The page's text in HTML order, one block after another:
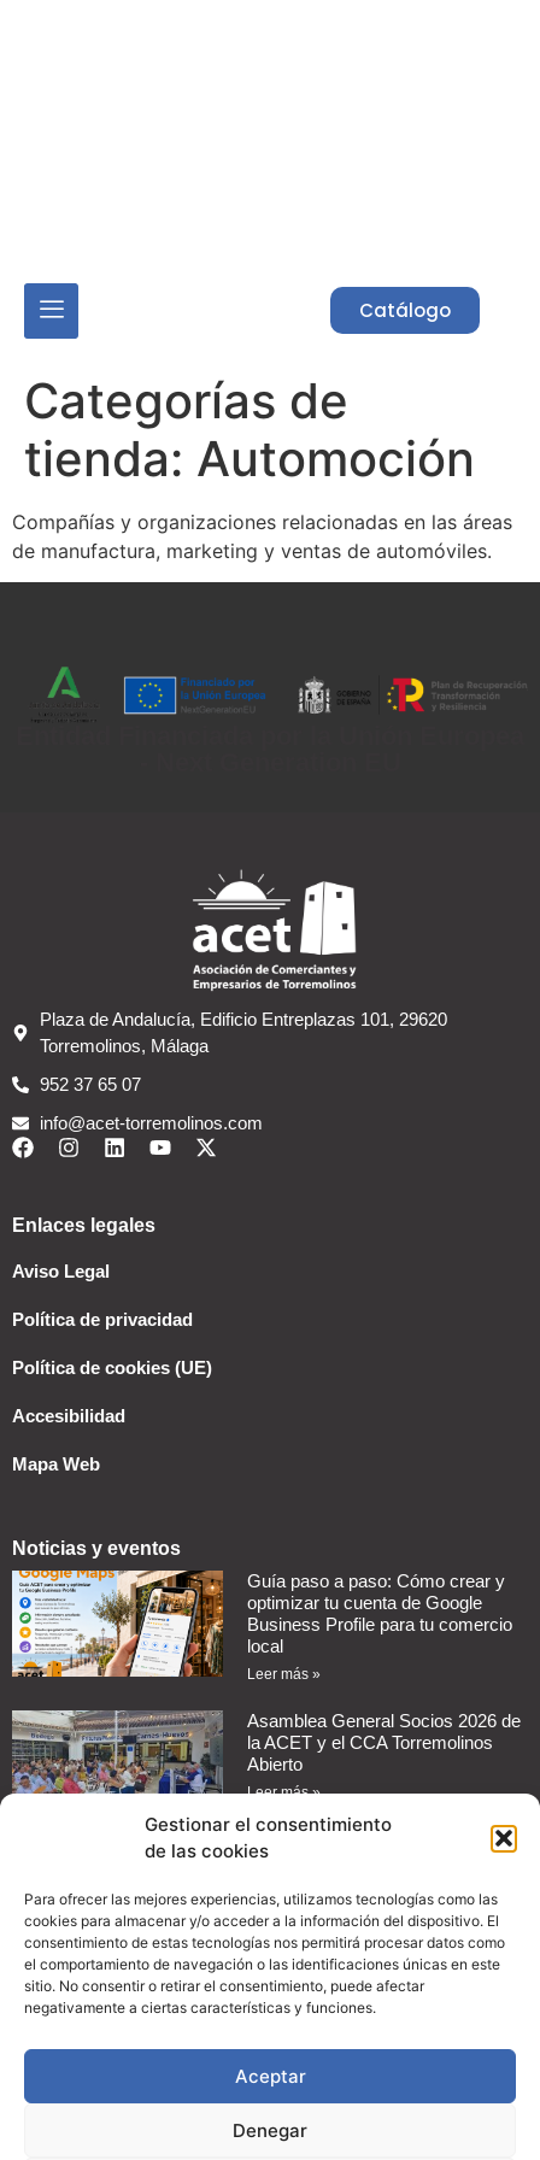
Gestionar el consentimiento
de las cookies
Para ofrecer las mejores experiencias, utilizamos tecnologías como las
cookies para almacenar y/o acceder a la información del dispositivo. El
consentimiento de estas tecnologías nos permitirá procesar datos como
el comportamiento de navegación o las identificaciones únicas en este
sitio. No consentir o retirar el consentimiento, puede afectar
negativamente a ciertas características y funciones.
Aceptar
Denegar
Catálogo
Categorías de
tienda: Automoción
Compañías y organizaciones relacionadas en las áreas
de manufactura, marketing y ventas de automóviles.
Plaza de Andalucía, Edificio Entreplazas 101, 29620
Torremolinos, Málaga
952 37 65 07
info@acet-torremolinos.com
Enlaces legales
Aviso Legal
Política de privacidad
Política de cookies (UE)
Accesibilidad
Mapa Web
Noticias y eventos
Guía paso a paso: Cómo crear y
optimizar tu cuenta de Google
Business Profile para tu comercio
local
Leer más »
Asamblea General Socios 2026 de
la ACET y el CCA Torremolinos
Abierto
Leer más »
Cómo automatizar mensajes de
tu negocio
Leer más »
Guía práctica: Cómo configurar
promociones en Instagram para
comercio
Leer más »